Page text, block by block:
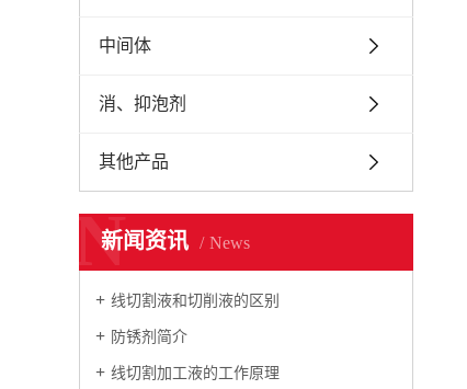
中间体
消、抑泡剂
其他产品
新闻资讯 News
N
线切割液和切削液的区别
防锈剂简介
线切割加工液的工作原理